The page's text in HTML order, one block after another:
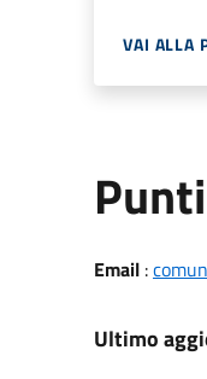
VAI ALLA
Email:
Ultimo